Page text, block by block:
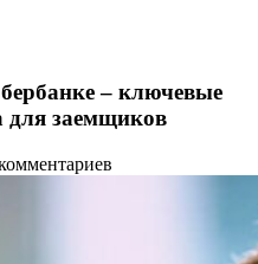
– ключевые
для заемщиков